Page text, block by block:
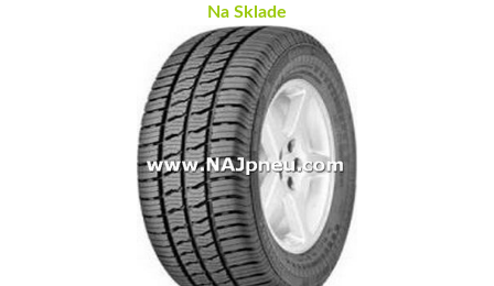
Na Sklade